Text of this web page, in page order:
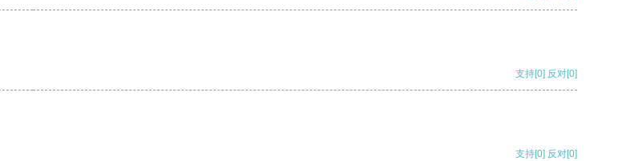
支持[0] 反对[0]
支持[0] 反对[0]